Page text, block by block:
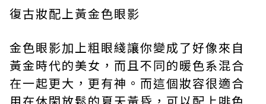
復古妝配上黃金色眼影
金色眼影加上粗眼綫讓你變成了好像來自
黃金時代的美女，而且不同的暖色系混合
在一起更大，更有神。而這個妝容很適合